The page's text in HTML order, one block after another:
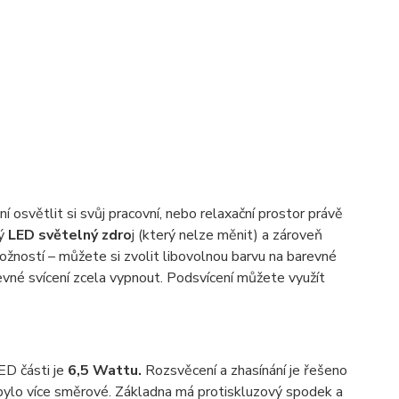
osvětlit si svůj pracovní, nebo relaxační prostor právě
LED světelný zdroj (který nelze měnit) a zároveň
– můžete si zvolit libovolnou barvu na barevné
svícení zcela vypnout. Podsvícení můžete využít
části je 6,5 Wattu. Rozsvěcení a zhasínání je řešeno
více směrové. Základna má protiskluzový spodek a